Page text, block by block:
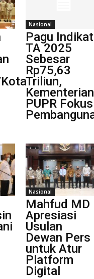
Nasional
Pagu
TA 2025
Sebesar
Rp75,63
Triliun,
Kementerian
PUPR Fokus
Nasional
Mahfud MD
Apresiasi
Usulan
Dewan Pers
untuk Atur
Platform
Digital